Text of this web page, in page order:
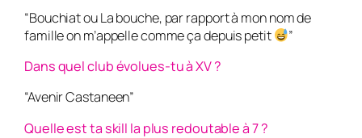
“Bouchiat ou La bouche, par rapport à mon nom de
famille on m’appelle comme ça depuis petit
”
Dans quel club évolues-tu à XV ?
“Avenir Castaneen”
Quelle est ta skill la plus redoutable à 7 ?